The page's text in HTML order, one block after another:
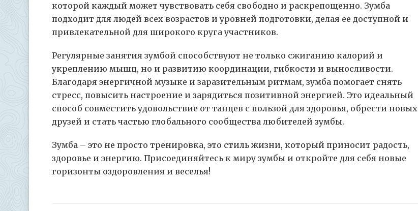
которой каждый может чувствовать себя свободно и раскрепощенно. Зумба
подходит для людей всех возрастов и уровней подготовки, делая ее доступной и
привлекательной для широкого круга участников.
Регулярные занятия зумбой способствуют не только сжиганию калорий и
укреплению мышц, но и развитию координации, гибкости и выносливости.
Благодаря энергичной музыке и заразительным ритмам, зумба помогает снять
стресс, повысить настроение и зарядиться позитивной энергией. Это идеальный
способ совместить удовольствие от танцев с пользой для здоровья, обрести новых
друзей и стать частью глобального сообщества любителей зумбы.
Зумба – это не просто тренировка, это стиль жизни, который приносит радость,
здоровье и энергию. Присоединяйтесь к миру зумбы и откройте для себя новые
горизонты оздоровления и веселья!